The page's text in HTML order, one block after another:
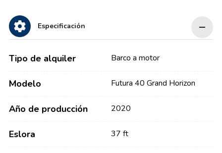
Especificación
Tipo de alquiler Barco a motor
Modelo Futura 40 Grand Horizon
Año de producción 2020
Eslora 37 ft